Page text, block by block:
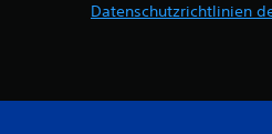
Datenschutzrichtlinien